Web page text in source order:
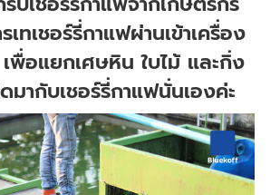
เทเชอร์รี่กาแฟผ่านเข้าเครื่อง
พื่อแยกเศษหิน ใบไม้ และกิ่ง
ากับเชอร์รี่กาแฟนั่นเองค่ะ